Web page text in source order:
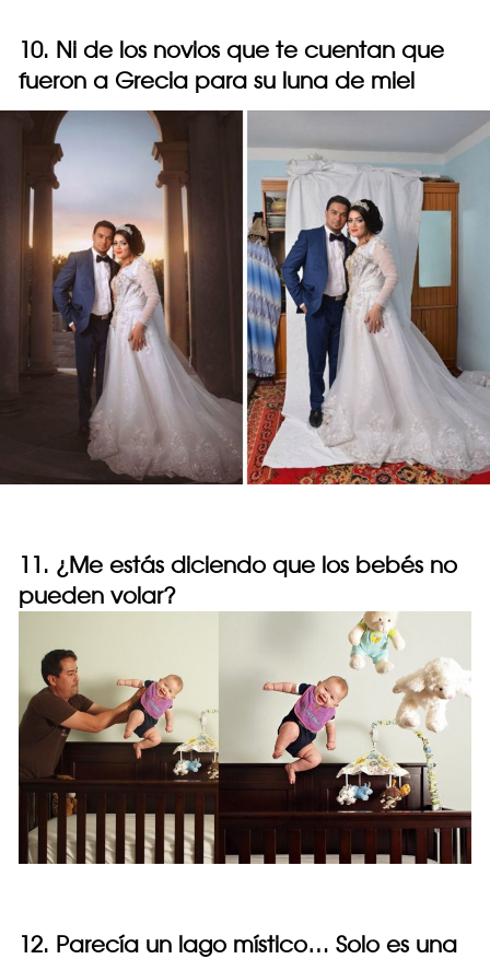
10. Ni de los novios que te cuentan que
fueron a Grecia para su luna de miel
11. ¿Me estás diciendo que los bebés no
pueden volar?
12. Parecía un lago místico… Solo es una